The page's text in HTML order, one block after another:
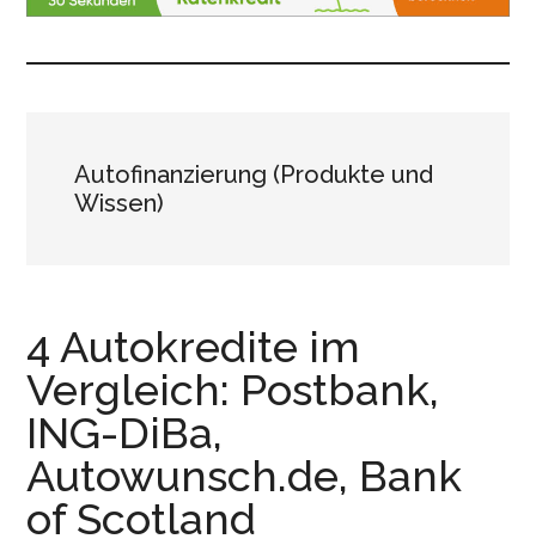
Kredit
Autofinanzierung (Produkte und
Wissen)
4 Autokredite im
Vergleich: Postbank,
ING-DiBa,
Autowunsch.de, Bank
of Scotland